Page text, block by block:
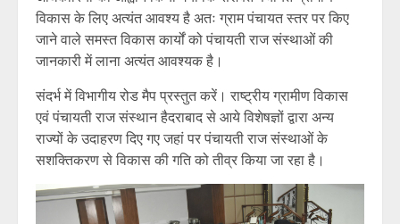
विकास के लिए अत्यंत आवश्य है अतः ग्राम पंचायत स्तर पर किए
जाने वाले समस्त विकास कार्यों को पंचायती राज संस्थाओं की
जानकारी में लाना अत्यंत आवश्यक है।
संदर्भ में विभागीय रोड मैप प्रस्तुत करें। राष्ट्रीय ग्रामीण विकास
एवं पंचायती राज संस्थान हैदराबाद से आये विशेषज्ञों द्वारा अन्य
राज्यों के उदाहरण दिए गए जहां पर पंचायती राज संस्थाओं के
सशक्तिकरण से विकास की गति को तीव्र किया जा रहा है।